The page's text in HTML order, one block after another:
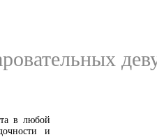
в любой
и